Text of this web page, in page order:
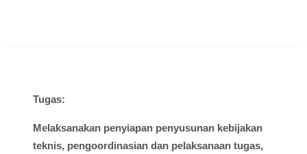
Tugas:
Melaksanakan penyiapan penyusunan kebijakan
teknis, pengoordinasian dan pelaksanaan tugas,